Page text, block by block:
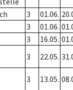
3 01.06.
3 01.06.
3 16.05.
3 22.05.
3 13.05.